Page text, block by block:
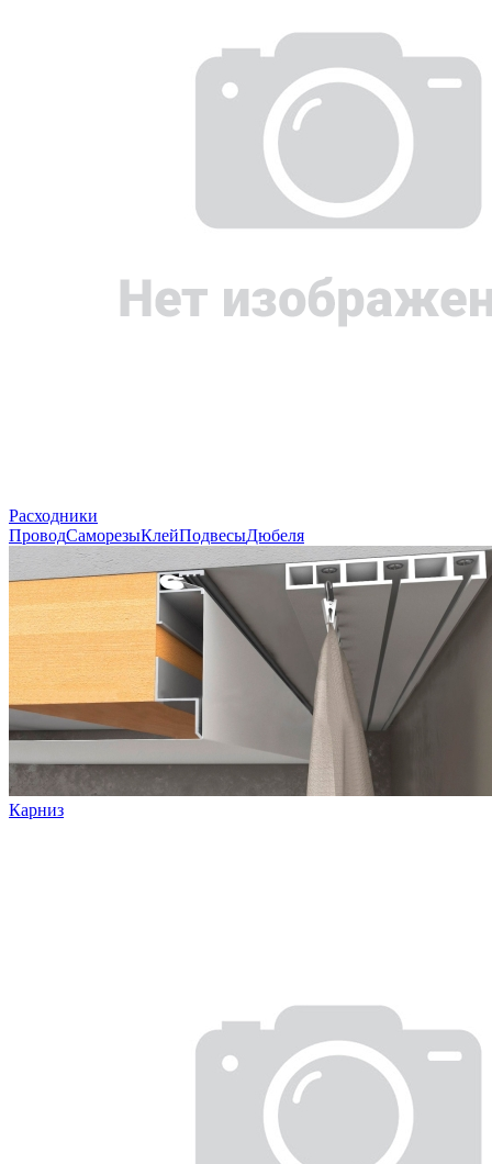
Расходники
ПроводСаморезыКлейПодвесыДюбеля
Карниз